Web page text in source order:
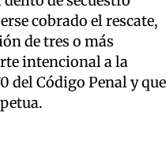
cobrado el rescate,
de tres o más
intencional a la
del Código Penal y que